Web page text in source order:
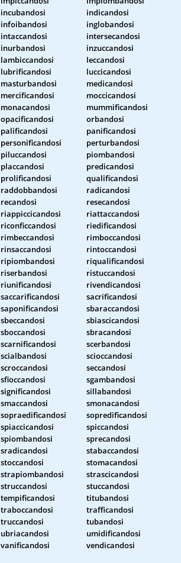
incubandosi
indicandosi
infoibandosi
inglobandosi
intaccandosi
intersecandosi
inurbandosi
inzuccandosi
lambiccandosi
leccandosi
lubrificandosi
luccicandosi
masturbandosi
medicandosi
mercificandosi
moccicandosi
monacandosi
mummificandosi
opacificandosi
orbandosi
palificandosi
panificandosi
personificandosi
perturbandosi
piluccandosi
piombandosi
placcandosi
predicandosi
prolificandosi
qualificandosi
raddobbandosi
radicandosi
recandosi
resecandosi
riappiccicandosi
riattaccandosi
riconficcandosi
riedificandosi
rimbeccandosi
rimboccandosi
rinsaccandosi
rintoccandosi
ripiombandosi
riqualificandosi
riserbandosi
ristuccandosi
riunificandosi
rivendicandosi
saccarificandosi
sacrificandosi
saponificandosi
sbaraccandosi
sbeccandosi
sbiascicandosi
sboccandosi
sbracandosi
scarnificandosi
scerbandosi
scialbandosi
scioccandosi
scroccandosi
seccandosi
sfioccandosi
sgambandosi
significandosi
sillabandosi
smaccandosi
smonacandosi
sopraedificandosi
sopredificandosi
spiaccicandosi
spiccandosi
spiombandosi
sprecandosi
sradicandosi
stabaccandosi
stoccandosi
stomacandosi
strapiombandosi
strascicandosi
struccandosi
stuccandosi
tempificandosi
titubandosi
traboccandosi
trafficandosi
truccandosi
tubandosi
ubriacandosi
umidificandosi
vanificandosi
vendicandosi